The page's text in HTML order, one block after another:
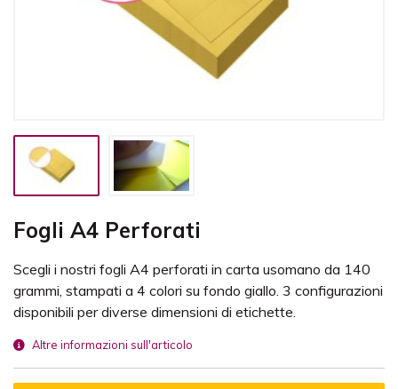
Fogli A4 Perforati
Scegli i nostri fogli A4 perforati in carta usomano da 140
grammi, stampati a 4 colori su fondo giallo. 3 configurazioni
disponibili per diverse dimensioni di etichette.
Altre informazioni sull'articolo